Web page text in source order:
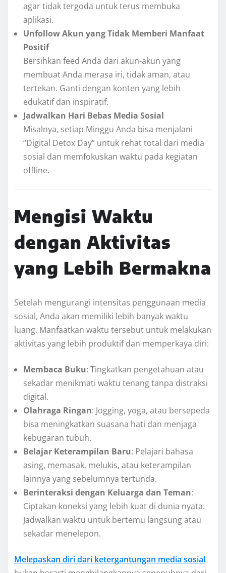
agar tidak tergoda untuk terus membuka
aplikasi.
Unfollow Akun yang Tidak Memberi Manfaat
Positif
Bersihkan feed Anda dari akun-akun yang
membuat Anda merasa iri, tidak aman, atau
tertekan. Ganti dengan konten yang lebih
edukatif dan inspiratif.
Jadwalkan Hari Bebas Media Sosial
Misalnya, setiap Minggu Anda bisa menjalani
“Digital Detox Day” untuk rehat total dari media
sosial dan memfokuskan waktu pada kegiatan
offline.
Mengisi Waktu
dengan Aktivitas
yang Lebih Bermakna
Setelah mengurangi intensitas penggunaan media
sosial, Anda akan memiliki lebih banyak waktu
luang. Manfaatkan waktu tersebut untuk melakukan
aktivitas yang lebih produktif dan memperkaya diri:
Membaca Buku: Tingkatkan pengetahuan atau
sekadar menikmati waktu tenang tanpa distraksi
digital.
Olahraga Ringan: Jogging, yoga, atau bersepeda
bisa meningkatkan suasana hati dan menjaga
kebugaran tubuh.
Belajar Keterampilan Baru: Pelajari bahasa
asing, memasak, melukis, atau keterampilan
lainnya yang sebelumnya tertunda.
Berinteraksi dengan Keluarga dan Teman:
Ciptakan koneksi yang lebih kuat di dunia nyata.
Jadwalkan waktu untuk bertemu langsung atau
sekadar menelepon.
Melepaskan diri dari ketergantungan media sosial